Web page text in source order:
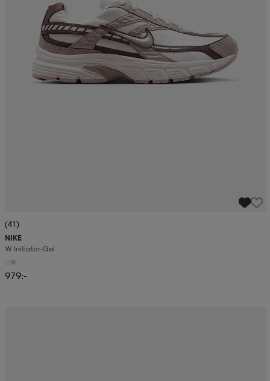
(41)
NIKE
W Initiator-Gel
979:-